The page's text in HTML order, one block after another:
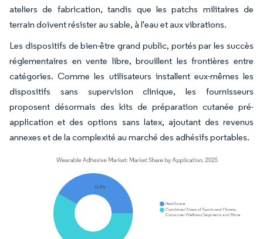
ateliers de fabrication, tandis que les patchs militaires de
terrain doivent résister au sable, à l'eau et aux vibrations.
Les dispositifs de bien-être grand public, portés par les succès
réglementaires en vente libre, brouillent les frontières entre
catégories. Comme les utilisateurs installent eux-mêmes les
dispositifs sans supervision clinique, les fournisseurs
proposent désormais des kits de préparation cutanée pré-
application et des options sans latex, ajoutant des revenus
annexes et de la complexité au marché des adhésifs portables.